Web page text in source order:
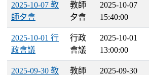
2025-10-07 教
師夕會
教師
夕會
2025-10-07
15:40:00
2025-10-01 行
政會議
行政
會議
2025-10-01
13:00:00
2025-09-30 教
教師
2025-09-30